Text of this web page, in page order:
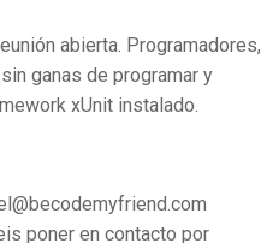
abierta. Programadores,
ganas de programar y
xUnit instalado.
poner en contacto por